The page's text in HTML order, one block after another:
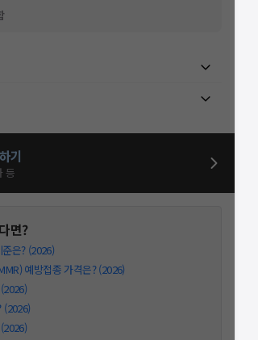
기
등
면?
은? (2026)
예방접종 가격은? (2026)
(2026)